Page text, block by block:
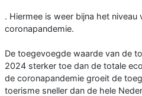
. Hiermee is weer bijna het
coronapandemie.
De toegevoegde waarde van de
2024 sterker toe dan de totale
de coronapandemie groeit de
toerisme sneller dan de hele